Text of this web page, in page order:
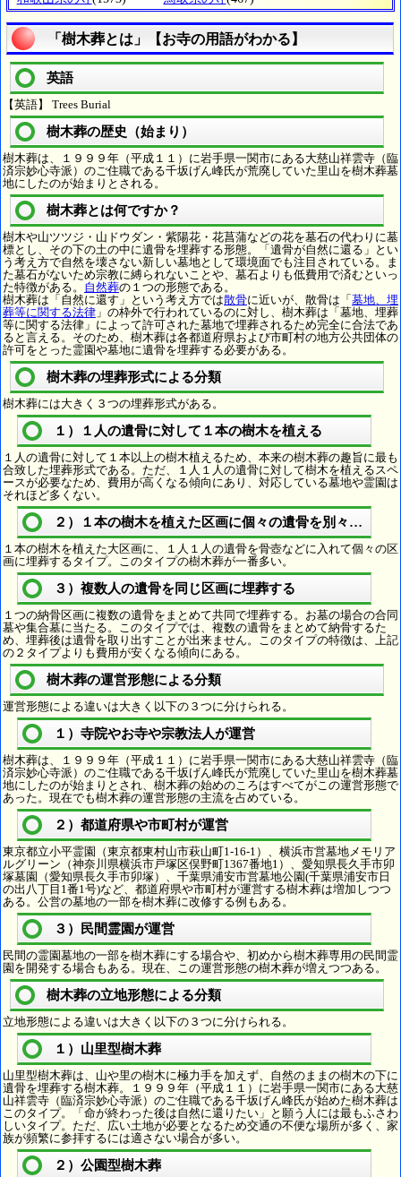
「樹木葬とは」【お寺の用語がわかる】
英語
【英語】 Trees Burial
樹木葬の歴史（始まり）
樹木葬は、１９９９年（平成１１）に岩手県一関市にある大慈山祥雲寺（臨
済宗妙心寺派）のご住職である千坂げん峰氏が荒廃していた里山を樹木葬墓
地にしたのが始まりとされる。
樹木葬とは何ですか？
樹木や山ツツジ・山ドウダン・紫陽花・花菖蒲などの花を墓石の代わりに墓
標とし、その下の土の中に遺骨を埋葬する形態。「遺骨が自然に還る」とい
う考え方で自然を壊さない新しい墓地として環境面でも注目されている。ま
た墓石がないため宗教に縛られないことや、墓石よりも低費用で済むといっ
た特徴がある。 自然葬の１つの形態である。
樹木葬は「自然に還す」という考え方では散骨に近いが、散骨は「墓地、埋
葬等に関する法律 」の枠外で行われているのに対し、樹木葬は「墓地、埋葬
等に関する法律」によって許可された墓地で埋葬されるため完全に合法であ
ると言える。そのため、樹木葬は各都道府県および市町村の地方公共団体の
許可をとった霊園や墓地に遺骨を埋葬する必要がある。
樹木葬の埋葬形式による分類
樹木葬には大きく３つの埋葬形式がある。
１）１人の遺骨に対して１本の樹木を植える
１人の遺骨に対して１本以上の樹木植えるため、本来の樹木葬の趣旨に最も
合致した埋葬形式である。ただ、１人１人の遺骨に対して樹木を植えるスペ
ースが必要なため、費用が高くなる傾向にあり、対応している墓地や霊園は
それほど多くない。
２）１本の樹木を植えた区画に個々の遺骨を別々に埋葬
１本の樹木を植えた大区画に、１人１人の遺骨を骨壺などに入れて個々の区
画に埋葬するタイプ。このタイプの樹木葬が一番多い。
３）複数人の遺骨を同じ区画に埋葬する
１つの納骨区画に複数の遺骨をまとめて共同で埋葬する。お墓の場合の合同
墓や集合墓に当たる。このタイプでは、複数の遺骨をまとめて納骨するた
め、埋葬後は遺骨を取り出すことが出来ません。このタイプの特徴は、上記
の２タイプよりも費用が安くなる傾向にある。
樹木葬の運営形態による分類
運営形態による違いは大きく以下の３つに分けられる。
１）寺院やお寺や宗教法人が運営
樹木葬は、１９９９年（平成１１）に岩手県一関市にある大慈山祥雲寺（臨
済宗妙心寺派）のご住職である千坂げん峰氏が荒廃していた里山を樹木葬墓
地にしたのが始まりとされ、樹木葬の始めのころはすべてがこの運営形態で
あった。現在でも樹木葬の運営形態の主流を占めている。
２）都道府県や市町村が運営
東京都立小平霊園（東京都東村山市萩山町1-16-1）、横浜市営墓地メモリア
ルグリーン（神奈川県横浜市戸塚区俣野町1367番地1）、愛知県長久手市卯
塚墓園（愛知県長久手市卯塚）、千葉県浦安市営墓地公園(千葉県浦安市日
の出八丁目1番1号)など、都道府県や市町村が運営する樹木葬は増加しつつ
ある。公営の墓地の一部を樹木葬に改修する例もある。
３）民間霊園が運営
民間の霊園墓地の一部を樹木葬にする場合や、初めから樹木葬専用の民間霊
園を開発する場合もある。現在、この運営形態の樹木葬が増えつつある。
樹木葬の立地形態による分類
立地形態による違いは大きく以下の３つに分けられる。
１）山里型樹木葬
山里型樹木葬は、山や里の樹木に極力手を加えず、自然のままの樹木の下に
遺骨を埋葬する樹木葬。１９９９年（平成１１）に岩手県一関市にある大慈
山祥雲寺（臨済宗妙心寺派）のご住職である千坂げん峰氏が始めた樹木葬は
このタイプ。「命が終わった後は自然に還りたい」と願う人には最もふさわ
しいタイプ。ただ、広い土地が必要となるため交通の不便な場所が多く、家
族が頻繁に参拝するには適さない場合が多い。
２）公園型樹木葬